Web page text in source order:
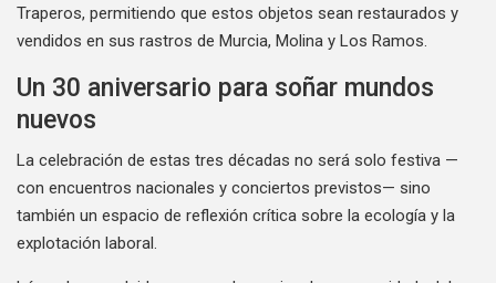
Traperos, permitiendo que estos objetos sean restaurados y
vendidos en sus rastros de Murcia, Molina y Los Ramos.
Un 30 aniversario para soñar mundos
nuevos
La celebración de estas tres décadas no será solo festiva —
con encuentros nacionales y conciertos previstos— sino
también un espacio de reflexión crítica sobre la ecología y la
explotación laboral.